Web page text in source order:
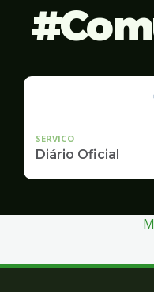
SERVICO
Diário Oficial